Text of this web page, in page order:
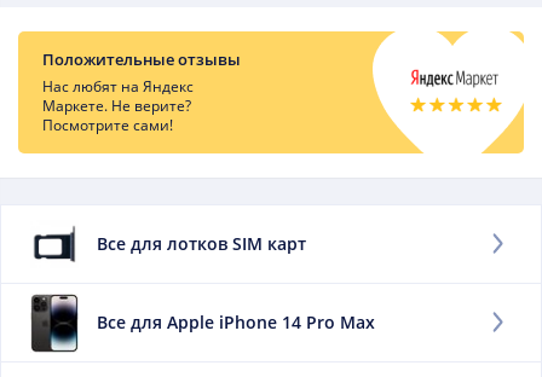
Отзывы о товаре
Положительные отзывы
Нас любят на Яндекс
Маркете. Не верите?
Посмотрите сами!
Подборки товаров
Все для лотков SIM карт
Все для Apple iPhone 14 Pro Max